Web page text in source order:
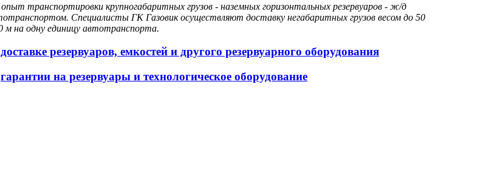
транспортировки крупногабаритных грузов - наземных горизонтальных резервуаров - ж/д
Специалисты ГК Газовик осуществляют доставку негабаритных грузов весом до 50
м на одну единицу автотранспорта.
доставке резервуаров, емкостей и другого резервуарного оборудования
гарантии на резервуары и технологическое оборудование